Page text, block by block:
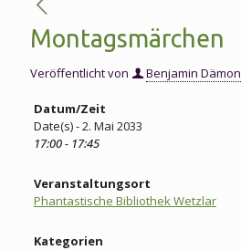
Montagsmärchen
Veröffentlicht von Benjamin Dämon
Datum/Zeit
Date(s) - 2. Mai 2033
17:00 - 17:45
Veranstaltungsort
Phantastische Bibliothek Wetzlar
Kategorien